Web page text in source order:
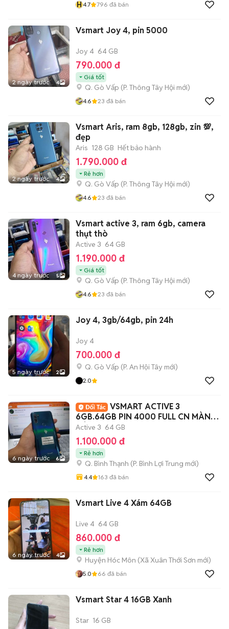
H4.7 796 đã bán
2 ngày trước 4
Vsmart Joy 4, pin 5000
Joy 4 64 GB
790.000 đ
Giá tốt
Q. Gò Vấp (P. Thông Tây Hội mới)
4.6 23 đã bán
2 ngày trước 4
Vsmart Aris, ram 8gb, 128gb, zin 💯,
đẹp
Aris 128 GB Hết bảo hành
1.790.000 đ
Rẻ hơn
Q. Gò Vấp (P. Thông Tây Hội mới)
4.6 23 đã bán
4 ngày trước 5
Vsmart active 3, ram 6gb, camera
thụt thò
Active 3 64 GB
1.190.000 đ
Giá tốt
Q. Gò Vấp (P. Thông Tây Hội mới)
4.6 23 đã bán
5 ngày trước 2
Joy 4, 3gb/64gb, pin 24h
Joy 4
700.000 đ
Q. Gò Vấp (P. An Hội Tây mới)
2.0
6 ngày trước 6
VSMART ACTIVE 3
6GB.64GB PIN 4000 FULL CN MÀN
NÉT
Active 3 64 GB
1.100.000 đ
Rẻ hơn
Q. Bình Thạnh (P. Bình Lợi Trung mới)
4.4 163 đã bán
6 ngày trước 4
Vsmart Live 4 Xám 64GB
Live 4 64 GB
860.000 đ
Rẻ hơn
Huyện Hóc Môn (Xã Xuân Thới Sơn mới)
5.0 66 đã bán
Vsmart Star 4 16GB Xanh
Star 16 GB